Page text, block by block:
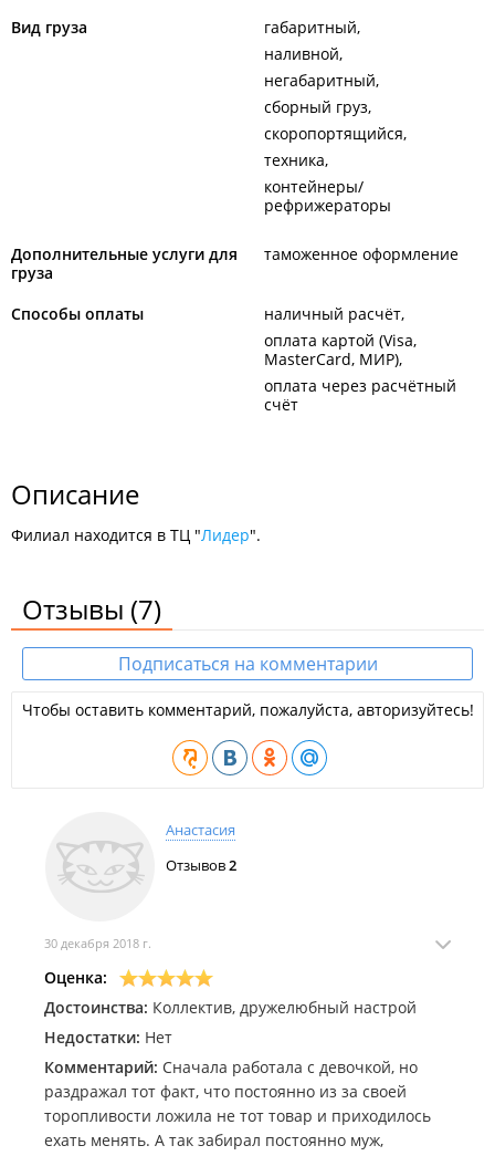
Вид груза
габаритный
наливной
негабаритный
сборный груз
скоропортящийся
техника
контейнеры/
рефрижераторы
Дополнительные услуги для
груза
таможенное оформление
Способы оплаты
наличный расчёт
оплата картой (Visa,
MasterCard, МИР)
оплата через расчётный
счёт
Описание
Филиал находится в ТЦ "Лидер".
Отзывы (7)
Подписаться на комментарии
Чтобы оставить комментарий, пожалуйста, авторизуйтесь!
Анастасия
Отзывов2
30 декабря 2018 г.
Оценка:
Достоинства: Коллектив, дружелюбный настрой
Недостатки: Нет
Комментарий: Сначала работала с девочкой, но
раздражал тот факт, что постоянно из за своей
торопливости ложила не тот товар и приходилось
ехать менять. А так забирал постоянно муж,